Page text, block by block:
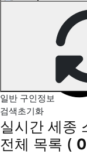
세종 스포츠마사지 구
일반 구인정보
검색초기화
실시간 세종
전체 목록 ( 0